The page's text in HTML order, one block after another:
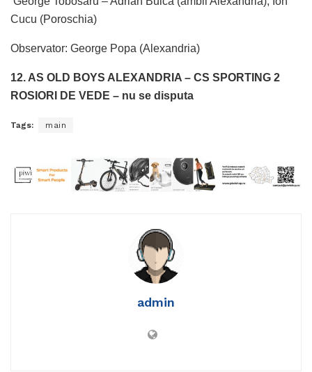
Cucu (Poroschia)
Observator: George Popa (Alexandria)
12. AS OLD BOYS ALEXANDRIA – CS SPORTING 2
ROSIORI DE VEDE – nu se disputa
Tags: main
admin